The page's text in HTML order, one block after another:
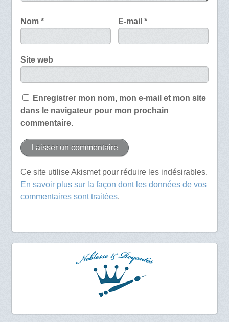
Nom * E-mail*
Site web
Enregistrer mon nom, mon e-mail et mon site
dans le navigateur pour mon prochain
commentaire.
Ce site utilise Akismet pour réduire les indésirables.
En savoir plus sur la façon dont les données de vos
commentaires sont traitées.